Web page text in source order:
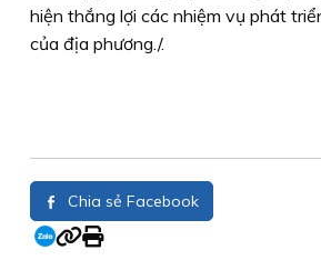
hiện thắng lợi các nhiệm vụ phát
của địa phương./.
Chia sẻ Facebook